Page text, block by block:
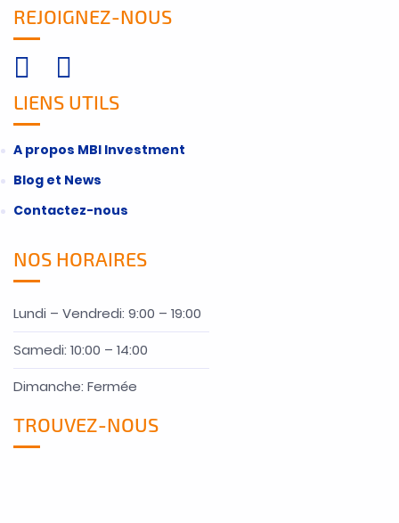
REJOIGNEZ-NOUS
LIENS UTILS
A propos MBI Investment
Blog et News
Contactez-nous
NOS HORAIRES
Lundi – Vendredi: 9:00 – 19:00
Samedi: 10:00 – 14:00
Dimanche: Fermée
TROUVEZ-NOUS